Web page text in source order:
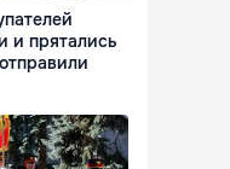
и прятались